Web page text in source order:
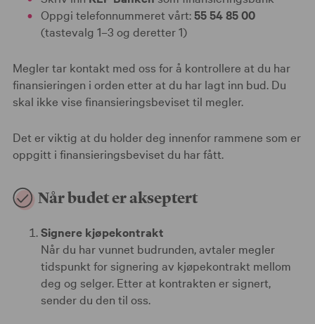
Oppgi telefonnummeret vårt:55 54 85 00
(tastevalg 1–3 og deretter 1)
Megler tar kontakt med oss for å kontrollere at du har
finansieringen i orden etter at du har lagt inn bud. Du
skal ikke vise finansieringsbeviset til megler.
Det er viktig at du holder deg innenfor rammene som er
oppgitt i finansieringsbeviset du har fått.
Når budet er akseptert
Signere kjøpekontrakt
Når du har vunnet budrunden, avtaler megler
tidspunkt for signering av kjøpekontrakt mellom
deg og selger. Etter at kontrakten er signert,
sender du den til oss.